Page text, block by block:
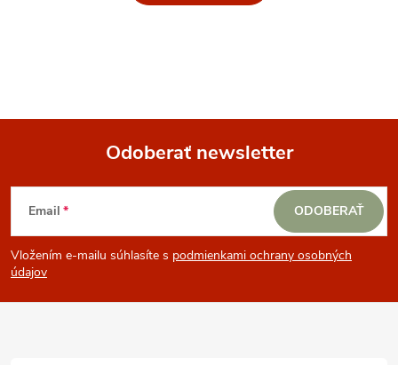
Z
á
p
Odoberať newsletter
Email
Vložením e-mailu súhlasíte s podmienkami ochrany osobných
údajov
ODOBERAŤ